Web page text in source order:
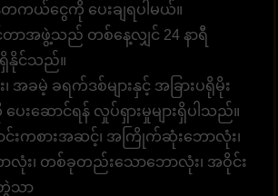
တကယ်ငွေကို ပေးချရပါမယ်။
တာအဖွဲ့သည် တစ်နေ့လျှင် 24 နာရီ
နိုင်သည်။
၊ အခမဲ့ ခရက်ဒစ်များနှင့် အခြားပရိုမိုး
ပေးဆောင်ရန် လှုပ်ရှားမှုများရှိပါသည်။
င်းကစားအဆင့်၊ အကြိုက်ဆုံးဘောလုံး၊
း၊ တစ်ခုတည်းသောဘောလုံး၊ အဝိုင်း
သာ